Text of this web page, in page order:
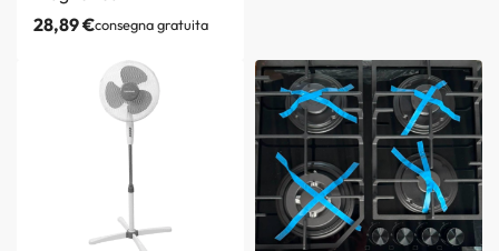
28,89€consegna gratuita